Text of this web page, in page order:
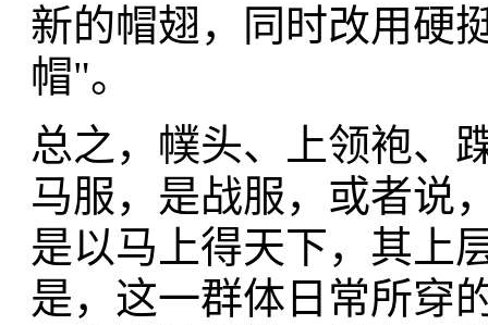
新的帽翅，同时改用硬
帽"。
总之，幞头、上领袍、
马服，是战服，或者说
是以马上得天下，其上
是，这一群体日常所穿